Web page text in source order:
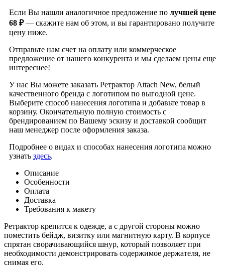
Если Вы нашли аналогичное предложение по лучшей цене
68 ₽— скажите нам об этом, и вы гарантировано получите
цену ниже.
Отправьте нам счет на оплату или коммерческое
предложение от нашего конкурента и мы сделаем цены еще
интереснее!
У нас Вы можете заказать Ретрактор Attach New, белый
качественного бренда с логотипом по выгодной цене.
Выберите способ нанесения логотипа и добавьте товар в
корзину. Окончательную полную стоимость с
брендированием по Вашему эскизу и доставкой сообщит
наш менеджер после оформления заказа.
Подробнее о видах и способах нанесения логотипа можно
узнать здесь.
Описание
Особенности
Оплата
Доставка
Требования к макету
Ретрактор крепится к одежде, а с другой стороны можно
поместить бейдж, визитку или магнитную карту. В корпусе
спрятан сворачивающийся шнур, который позволяет при
необходимости демонстрировать содержимое держателя, не
снимая его.